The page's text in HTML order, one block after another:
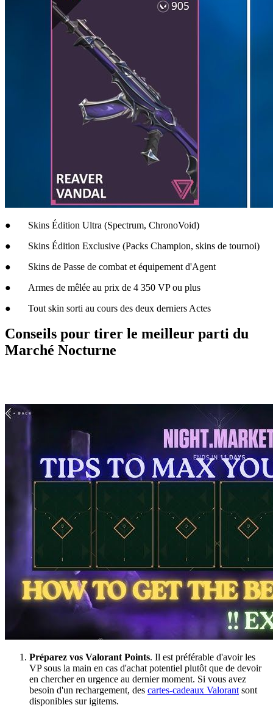
● Skins Édition Ultra (Spectrum, ChronoVoid)
● Skins Édition Exclusive (Packs Champion, skins de tournoi)
● Skins de Passe de combat et équipement d'Agent
● Armes de mêlée au prix de 4 350 VP ou plus
● Tout skin sorti au cours des deux derniers Actes
Conseils pour tirer le meilleur parti du
Marché Nocturne
Préparez vos Valorant Points. Il est préférable d'avoir les
VP sous la main en cas d'achat potentiel plutôt que de devoir
en chercher en urgence au dernier moment. Si vous avez
besoin d'un rechargement, des cartes-cadeaux Valorant sont
disponibles sur igitems.